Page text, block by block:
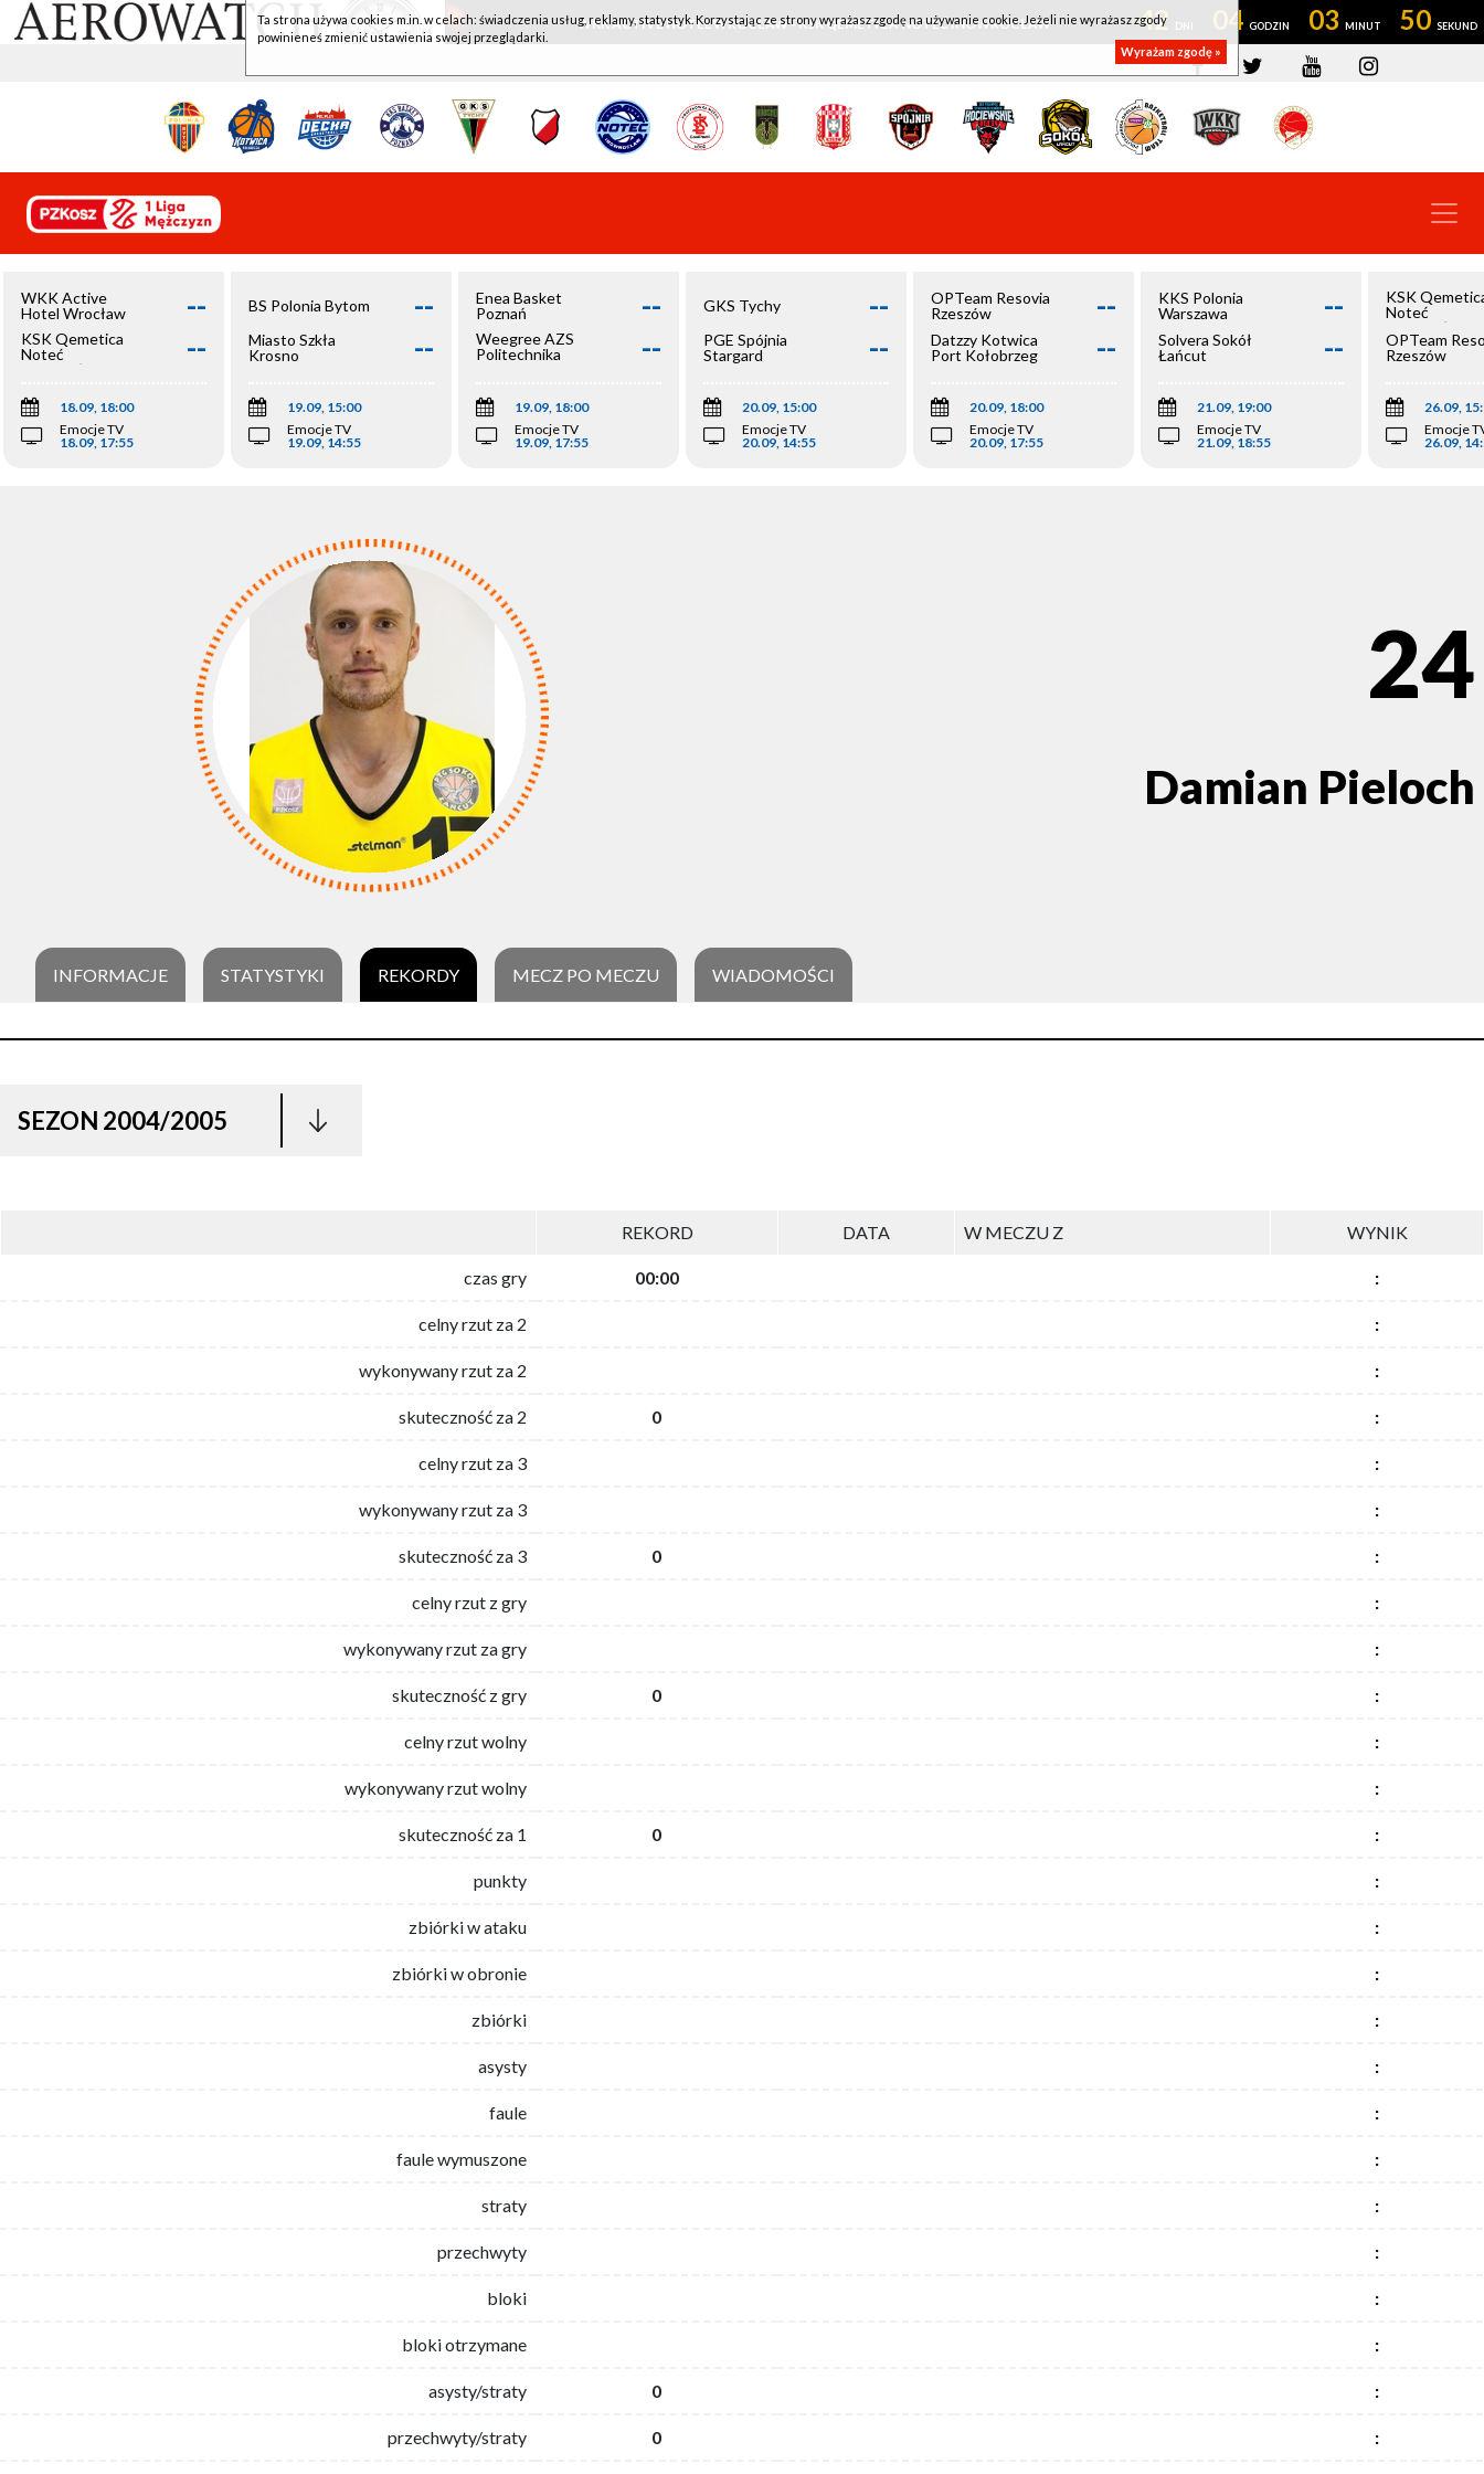
WKK ACTIVE HOTEL WROCŁAW - KSK QEMETICA NOTEĆ INOWROCŁAW 42 04 03 50
WKK Active
Hotel Wrocław
--
KSK Qemetica
Noteć
Inowrocław
--
18.09, 18:00
Emocje TV
18.09, 17:55
BS Polonia Bytom --
Miasto Szkła
Krosno
--
19.09, 15:00
Emocje TV
19.09, 14:55
Enea Basket
Poznań
--
Weegree AZS
Politechnika
--
19.09, 18:00
Emocje TV
19.09, 17:55
GKS Tychy --
PGE Spójnia
Stargard
--
20.09, 15:00
Emocje TV
20.09, 14:55
OPTeam Resovia
Rzeszów
--
Datzzy Kotwica
Port Kołobrzeg
--
20.09, 18:00
Emocje TV
20.09, 17:55
KKS Polonia
Warszawa
--
Solvera Sokół
Łańcut
--
21.09, 19:00
Emocje TV
21.09, 18:55
KSK
Noteć
Inowrocław
OPTeam
Rzeszów
26.09,
Emocje
26.09,
24
Damian Pieloch
INFORMACJE STATYSTYKI REKORDY MECZ PO MECZU WIADOMOŚCI
SEZON 2004/2005
REKORD DATA W MECZU Z WYNIK
czas gry 00:00 :
celny rzut za 2 :
wykonywany rzut za 2 :
skuteczność za 2 0 :
celny rzut za 3 :
wykonywany rzut za 3 :
skuteczność za 3 0 :
celny rzut z gry :
wykonywany rzut za gry :
skuteczność z gry 0 :
celny rzut wolny :
wykonywany rzut wolny :
skuteczność za 1 0 :
punkty :
zbiórki w ataku :
zbiórki w obronie :
zbiórki :
asysty :
faule :
faule wymuszone :
straty :
przechwyty :
bloki :
bloki otrzymane :
asysty/straty 0 :
przechwyty/straty 0 :
Ta strona używa cookies m.in. w celach: świadczenia usług, reklamy, statystyk. Korzystając ze strony wyrażasz zgodę na używanie cookie. Jeżeli nie wyrażasz zgody
powinieneś zmienić ustawienia swojej przeglądarki.
Wyrażam zgodę »